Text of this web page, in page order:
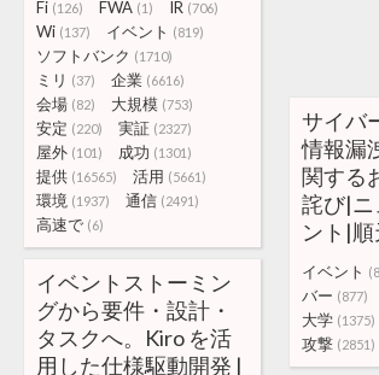
Fi (126) FWA (1) IR (706)
Wi (137) イベント (819)
ソフトバンク (1710)
ミリ (37) 企業 (6616)
会場 (82) 大規模 (753)
安定 (220) 実証 (2327)
屋外 (101) 成功 (1301)
提供 (16565) 活用 (5661)
環境 (1937) 通信 (2491)
高速で (6)
サイバ
情報漏
関する
詫び|
ント|
イベント
バー (877)
大学 (1375)
攻撃 (2851)
イベントストーミン
グから要件・設計・
タスクへ。Kiro を活
用した仕様駆動開発 |